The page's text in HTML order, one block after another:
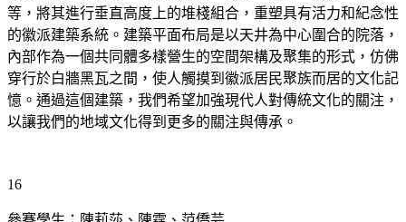
等，將其進行垂直高度上的堆棧組合，重塑具有活力和紀念性
的徽派建築系統。建築平面布局是以天井為中心圍合的院落，
內部作為一個共同體多樣營生的空間架構及聚集的形式，仿佛
穿行於白牆黑瓦之間，使人觸摸到徽派居民聚族而居的文化記
憶。通過這個建築，我們希望加強現代人對傳統文化的關注，
以讓我們的地域文化得到更多的關注與傳承。
16